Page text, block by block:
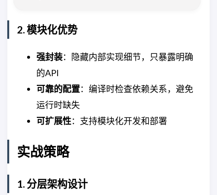
2. 模块化优势
强封装：隐藏内部实现细节，只暴露明确
的API
可靠的配置：编译时检查依赖关系，避免
运行时缺失
可扩展性：支持模块化开发和部署
实战策略
1. 分层架构设计